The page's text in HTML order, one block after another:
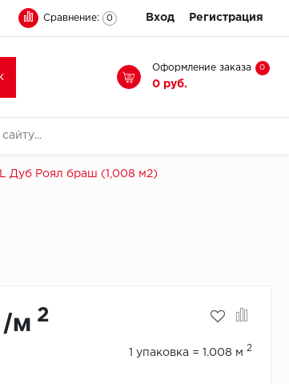
Сравнение: 0 Вход Регистрация
Оформление заказа 0
0 руб.
L Дуб Роял браш (1,008 м2)
/м 2
1 упаковка = 1.008 м 2